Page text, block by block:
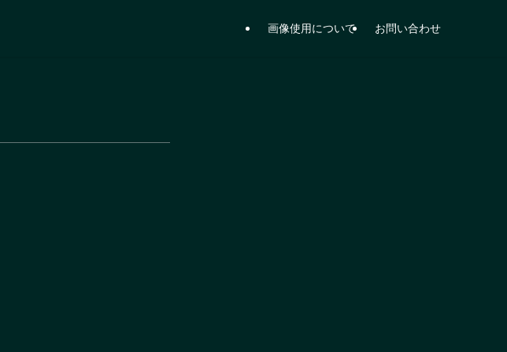
画像使用について お問い合わせ